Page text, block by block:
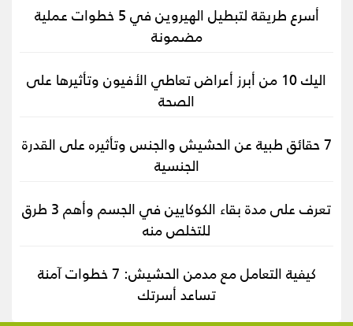
أسرع طريقة لتبطيل الهيروين في 5 خطوات عملية
مضمونة
اليك 10 من أبرز أعراض تعاطي الأفيون وتأثيرها على
الصحة
7 حقائق طبية عن الحشيش والجنس وتأثيره على القدرة
الجنسية
تعرف على مدة بقاء الكوكايين في الجسم وأهم 3 طرق
للتخلص منه
كيفية التعامل مع مدمن الحشيش: 7 خطوات آمنة
تساعد أسرتك